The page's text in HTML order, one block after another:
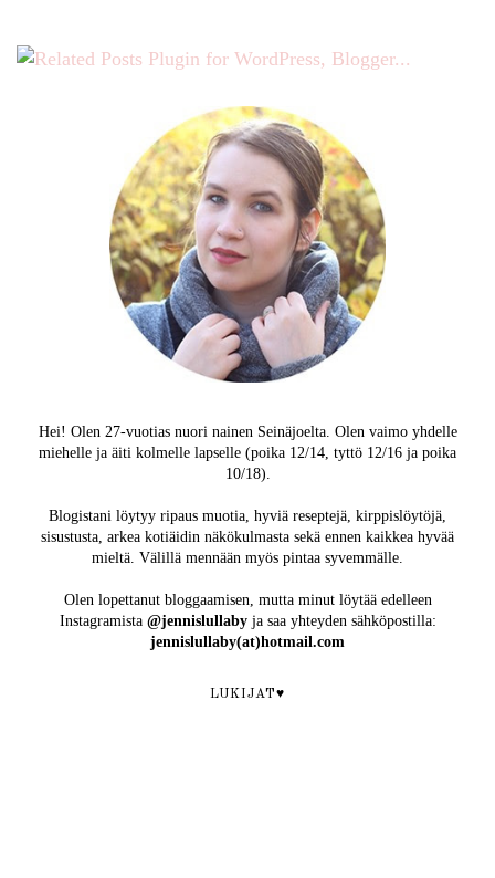
Hei! Olen 27-vuotias nuori nainen Seinäjoelta. Olen vaimo yhdelle
miehelle ja äiti kolmelle lapselle (poika 12/14, tyttö 12/16 ja poika
10/18).
Blogistani löytyy ripaus muotia, hyviä reseptejä, kirppislöytöjä,
sisustusta, arkea kotiäidin näkökulmasta sekä ennen kaikkea hyvää
mieltä. Välillä mennään myös pintaa syvemmälle.
Olen lopettanut bloggaamisen, mutta minut löytää edelleen
Instagramista @jennislullabyja saa yhteyden sähköpostilla:
jennislullaby(at)hotmail.com
LUKIJAT♥